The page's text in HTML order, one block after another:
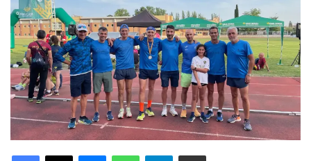
Facebook
X MessengerWhatsAppTelegramCompartir via Email